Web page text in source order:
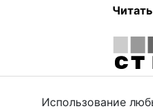
Использование